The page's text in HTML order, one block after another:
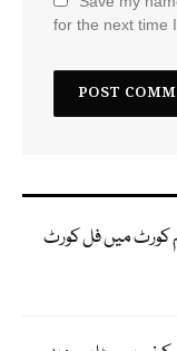
for the next time
کورٹ میں فل کورٹ